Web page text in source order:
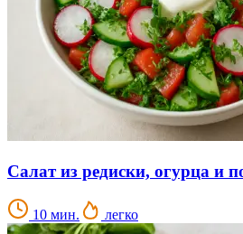
Салат из редиски, огурца и
10 мин. легко